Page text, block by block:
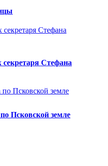
секретаря Стефана
Псковской земле